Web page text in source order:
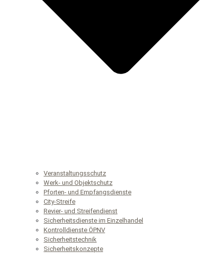
Veranstaltungsschutz
Werk- und Objektschutz
Pforten- und Empfangsdienste
City-Streife
Revier- und Streifendienst
Sicherheitsdienste im Einzelhandel
Kontrolldienste ÖPNV
Sicherheitstechnik
Sicherheitskonzepte